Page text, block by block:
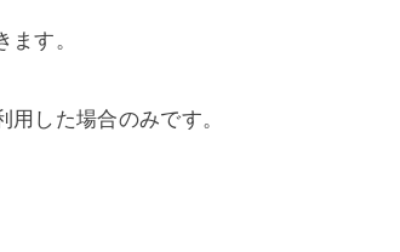
す。
用した場合のみです。